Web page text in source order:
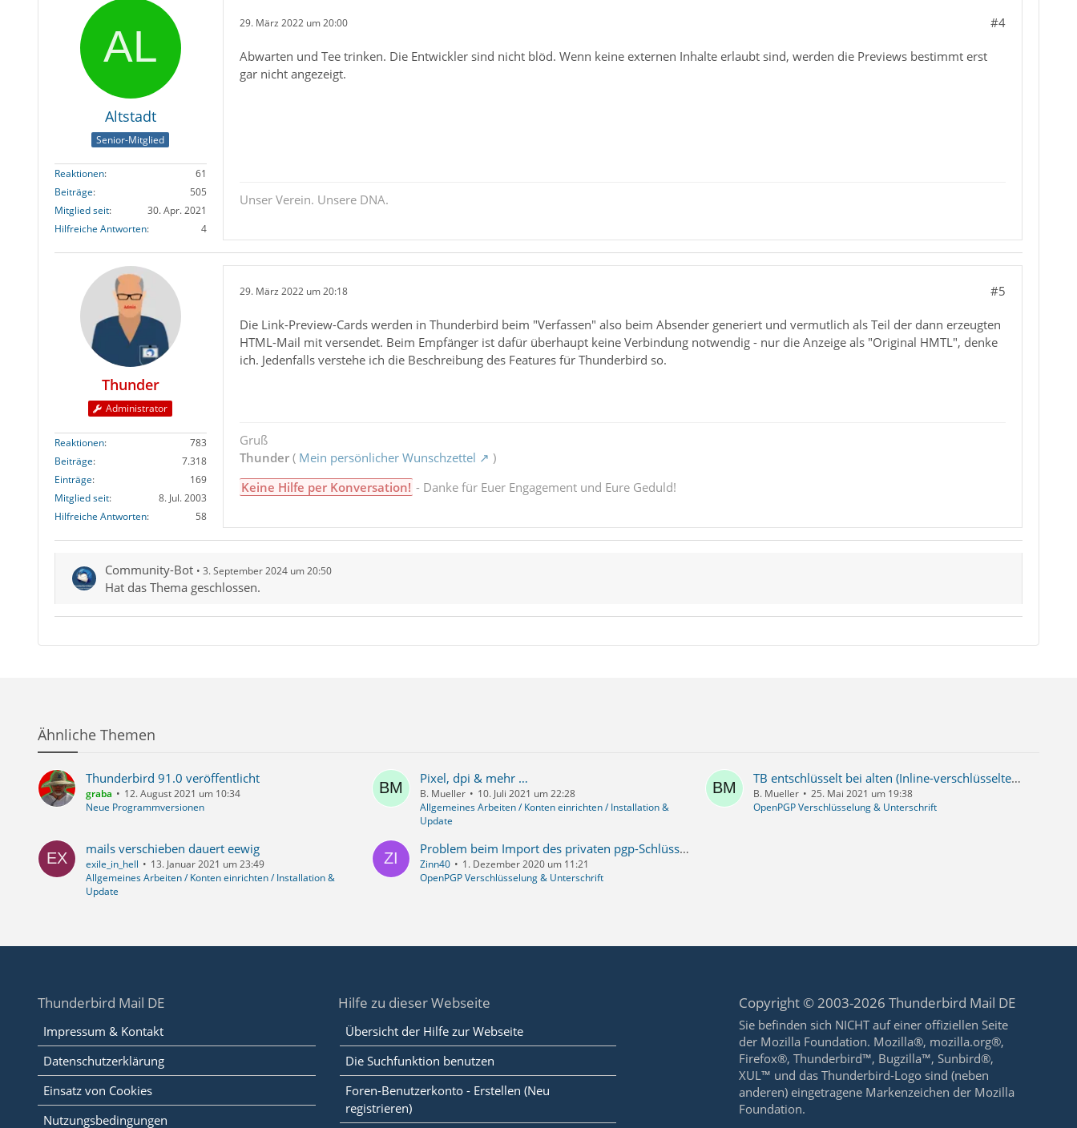
Altstadt
Senior-Mitglied
Reaktionen
61
Beiträge
505
Mitglied seit
30. Apr. 2021
Hilfreiche Antworten
4
29. März 2022 um 20:00 #4
Abwarten und Tee trinken. Die Entwickler sind nicht blöd. Wenn keine externen Inhalte erlaubt sind, werden die Previews bestimmt erst
gar nicht angezeigt.
Unser Verein. Unsere DNA.
Thunder
Administrator
Reaktionen
783
Beiträge
7.318
Einträge
169
Mitglied seit
8. Jul. 2003
Hilfreiche Antworten
58
29. März 2022 um 20:18 #5
Die Link-Preview-Cards werden in Thunderbird beim "Verfassen" also beim Absender generiert und vermutlich als Teil der dann erzeugten
HTML-Mail mit versendet. Beim Empfänger ist dafür überhaupt keine Verbindung notwendig - nur die Anzeige als "Original HMTL", denke
ich. Jedenfalls verstehe ich die Beschreibung des Features für Thunderbird so.
Gruß
Thunder( Mein persönlicher Wunschzettel
)
Keine Hilfe per Konversation! - Danke für Euer Engagement und Eure Geduld!
Community-Bot 3. September 2024 um 20:50
Hat das Thema geschlossen.
Ähnliche Themen
Thunderbird 91.0 veröffentlicht
graba
12. August 2021 um 10:34
Neue Programmversionen
Pixel, dpi & mehr …
B. Mueller
10. Juli 2021 um 22:28
Allgemeines Arbeiten / Konten einrichten / Installation &
Update
TB entschlüsselt bei alten (Inline-verschlüsselten) Mails nur eingehende
B. Mueller
25. Mai 2021 um 19:38
OpenPGP Verschlüsselung & Unterschrift
mails verschieben dauert eewig
exile_in_hell
13. Januar 2021 um 23:49
Allgemeines Arbeiten / Konten einrichten / Installation &
Update
Problem beim Import des privaten pgp-Schlüssels nach Neuinstallation TB 78.5.0 auf W10 x64 und Raspi 3
Zinn40
1. Dezember 2020 um 11:21
OpenPGP Verschlüsselung & Unterschrift
Thunderbird Mail DE
Impressum & Kontakt
Datenschutzerklärung
Einsatz von Cookies
Nutzungsbedingungen
Hilfe zu dieser Webseite
Übersicht der Hilfe zur Webseite
Die Suchfunktion benutzen
Foren-Benutzerkonto - Erstellen (Neu
registrieren)
Copyright © 2003-2026 Thunderbird Mail DE
Sie befinden sich NICHT auf einer offiziellen Seite
der Mozilla Foundation. Mozilla®, mozilla.org®,
Firefox®, Thunderbird™, Bugzilla™, Sunbird®,
XUL™ und das Thunderbird-Logo sind (neben
anderen) eingetragene Markenzeichen der Mozilla
Foundation.